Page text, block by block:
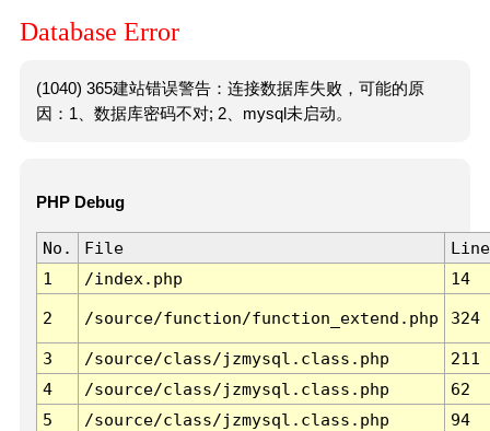
Database Error
(1040) 365建站错误警告：连接数据库失败，可能的原
因：1、数据库密码不对; 2、mysql未启动。
PHP Debug
No. File
Line
1
/index.php 14
2 /source/function/function_extend.php 324
3 /source/class/jzmysql.class.php
211
4
/source/class/jzmysql.class.php
62
5
/source/class/jzmysql.class.php
94